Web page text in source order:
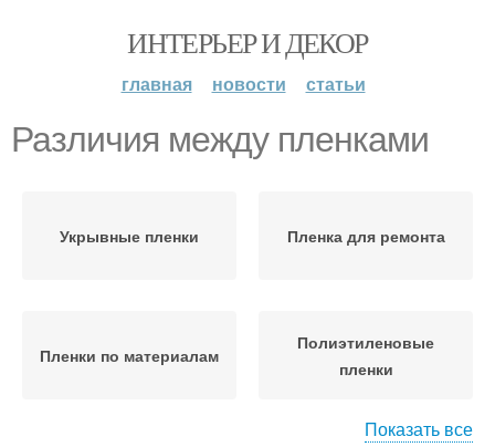
ИНТЕРЬЕР И ДЕКОР
главная новости статьи
Различия между пленками
Укрывные пленки Пленка для ремонта
Пленки по материалам
Полиэтиленовые
пленки
Показать все